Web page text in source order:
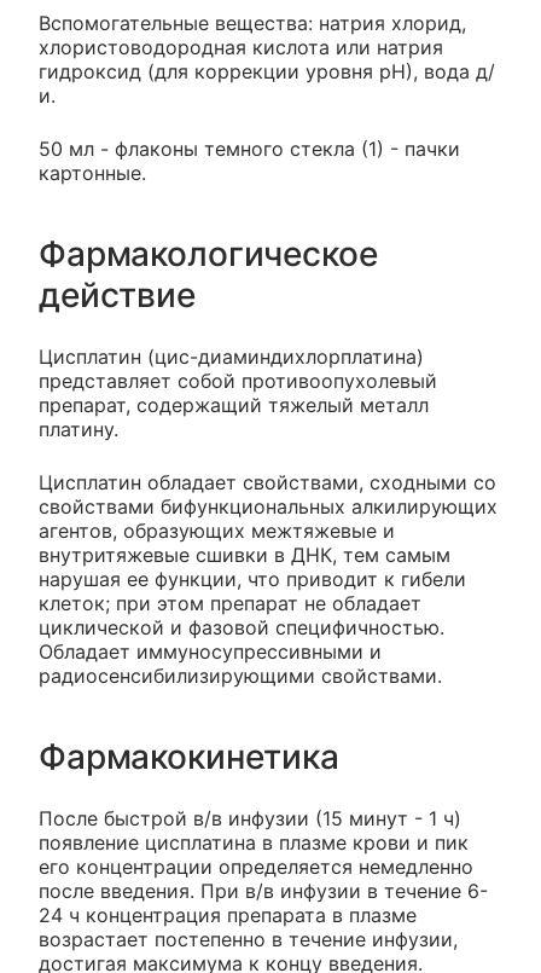
Вспомогательные вещества: натрия хлорид,
хлористоводородная кислота или натрия
гидроксид (для коррекции уровня рН), вода д/
и.
50 мл - флаконы темного стекла (1) - пачки
картонные.
Фармакологическое
действие
Цисплатин (цис-диаминдихлорплатина)
представляет собой противоопухолевый
препарат, содержащий тяжелый металл
платину.
Цисплатин обладает свойствами, сходными со
свойствами бифункциональных алкилирующих
агентов, образующих межтяжевые и
внутритяжевые сшивки в ДНК, тем самым
нарушая ее функции, что приводит к гибели
клеток; при этом препарат не обладает
циклической и фазовой специфичностью.
Обладает иммуносупрессивными и
радиосенсибилизирующими свойствами.
Фармакокинетика
После быстрой в/в инфузии (15 минут - 1 ч)
появление цисплатина в плазме крови и пик
его концентрации определяется немедленно
после введения. При в/в инфузии в течение 6-
24 ч концентрация препарата в плазме
возрастает постепенно в течение инфузии,
достигая максимума к концу введения.